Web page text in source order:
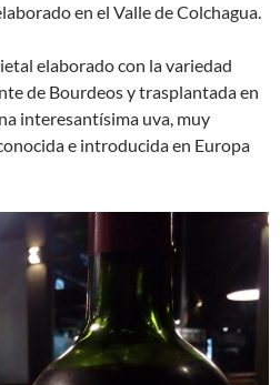
en el Valle de Colchagua.
elaborado con la variedad
de Bourdeos y trasplantada en
interesantísima uva, muy
e introducida en Europa